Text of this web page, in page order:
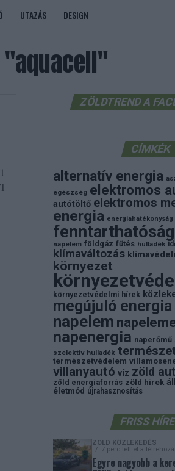
UTAZÁS DESIGN
"aquacell"
ZÖLDTREND A
CÍMKÉK
alternatív energia
egészség elektromos
autótöltő elektromos
energia energiahatékonyság
fenntarthatóság
napelem földgáz fűtés hulladék
klímaváltozás
környezet
környezetvédelmi hírek
megújuló energia
napelem
napenergia naperőmű
szelektiv hulladék
természetvédelem
villanyautó víz zöld
zöld energiaforrás zöld hirek
életmód újrahasznosítás
FRISS
ZÖLD KÖZLEKEDÉS
7 perc telt el a
Egyre nagyobb a